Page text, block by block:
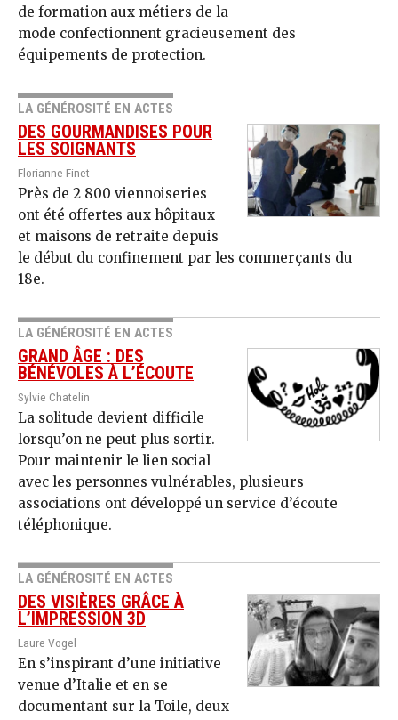
de formation aux métiers de la
mode confectionnent gracieusement des
équipements de protection.
LA GÉNÉROSITÉ EN ACTES
DES GOURMANDISES POUR
LES SOIGNANTS
Florianne Finet
Près de 2 800 viennoiseries
ont été offertes aux hôpitaux
et maisons de retraite depuis
le début du confinement par les commerçants du
18e.
LA GÉNÉROSITÉ EN ACTES
GRAND ÂGE : DES
BÉNÉVOLES À L’ÉCOUTE
Sylvie Chatelin
La solitude devient difficile
lorsqu’on ne peut plus sortir.
Pour maintenir le lien social
avec les personnes vulnérables, plusieurs
associations ont développé un service d’écoute
téléphonique.
LA GÉNÉROSITÉ EN ACTES
DES VISIÈRES GRÂCE À
L’IMPRESSION 3D
Laure Vogel
En s’inspirant d’une initiative
venue d’Italie et en se
documentant sur la Toile, deux